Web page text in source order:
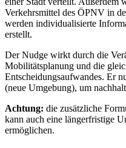
Verkehrsmittel des ÖPNV in
werden individualisierte
erstellt.
Der Nudge wirkt durch die
Mobilitätsplanung und die
Entscheidungsaufwandes. Er
(neue Umgebung), um
Achtung: die zusätzliche
kann auch eine längerfristige
ermöglichen.